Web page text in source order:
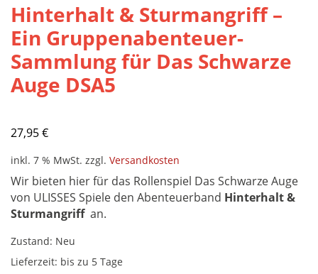
Hinterhalt & Sturmangriff –
Ein Gruppenabenteuer-
Sammlung für Das Schwarze
Auge DSA5
27,95€
inkl. 7 % MwSt. zzgl. Versandkosten
Wir bieten hier für das Rollenspiel Das Schwarze Auge
von ULISSES Spiele den Abenteuerband Hinterhalt &
Sturmangriff an.
Zustand: Neu
Lieferzeit: bis zu 5 Tage